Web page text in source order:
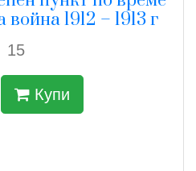
1912 – 1913 г
15
Купи